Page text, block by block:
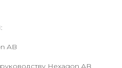
AB
Hexagon AB